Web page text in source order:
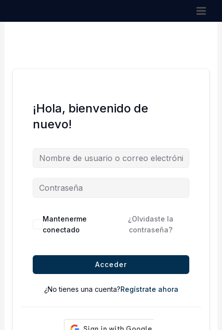
¡Hola, bienvenido de
nuevo!
Mantenerme
conectado
¿Olvidaste la
contraseña?
Acceder
¿No tienes una cuenta?Regístrate ahora